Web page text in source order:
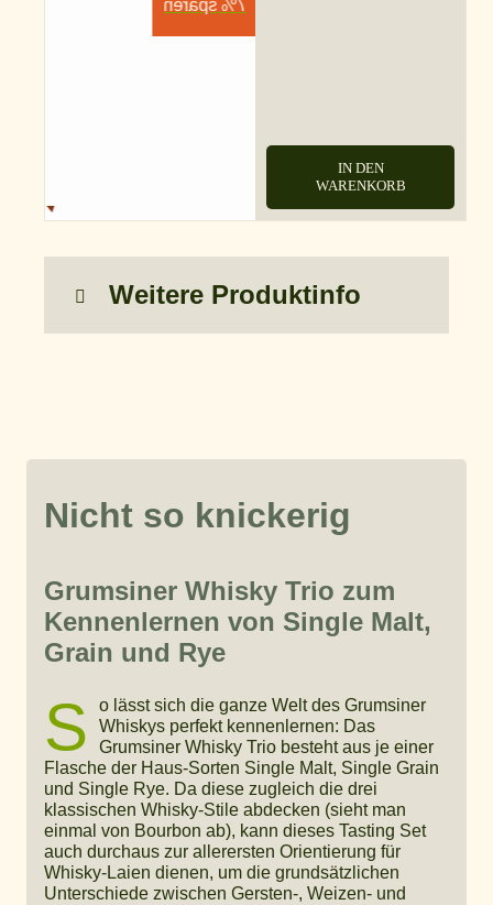
7% sparen
IN DEN
WARENKORB
Weitere Produktinfo
Nicht so knickerig
Grumsiner Whisky Trio zum
Kennenlernen von Single Malt,
Grain und Rye
S
o lässt sich die ganze Welt des Grumsiner
Whiskys perfekt kennenlernen: Das
Grumsiner Whisky Trio besteht aus je einer
Flasche der Haus-Sorten Single Malt, Single Grain
und Single Rye. Da diese zugleich die drei
klassischen Whisky-Stile abdecken (sieht man
einmal von Bourbon ab), kann dieses Tasting Set
auch durchaus zur allerersten Orientierung für
Whisky-Laien dienen, um die grundsätzlichen
Unterschiede zwischen Gersten-, Weizen- und